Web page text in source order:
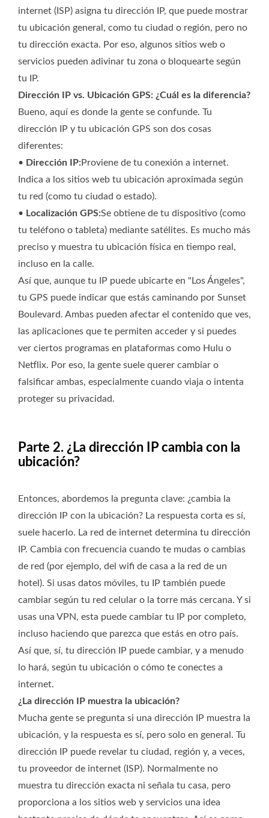
internet (ISP) asigna tu dirección IP, que puede mostrar
tu ubicación general, como tu ciudad o región, pero no
tu dirección exacta. Por eso, algunos sitios web o
servicios pueden adivinar tu zona o bloquearte según
tu IP.
Dirección IP vs. Ubicación GPS: ¿Cuál es la diferencia?
Bueno, aquí es donde la gente se confunde. Tu
dirección IP y tu ubicación GPS son dos cosas
diferentes:
• Dirección IP:Proviene de tu conexión a internet.
Indica a los sitios web tu ubicación aproximada según
tu red (como tu ciudad o estado).
• Localización GPS:Se obtiene de tu dispositivo (como
tu teléfono o tableta) mediante satélites. Es mucho más
preciso y muestra tu ubicación física en tiempo real,
incluso en la calle.
Así que, aunque tu IP puede ubicarte en "Los Ángeles",
tu GPS puede indicar que estás caminando por Sunset
Boulevard. Ambas pueden afectar el contenido que ves,
las aplicaciones que te permiten acceder y si puedes
ver ciertos programas en plataformas como Hulu o
Netflix. Por eso, la gente suele querer cambiar o
falsificar ambas, especialmente cuando viaja o intenta
proteger su privacidad.
Parte 2. ¿La dirección IP cambia con la
ubicación?
Entonces, abordemos la pregunta clave: ¿cambia la
dirección IP con la ubicación? La respuesta corta es sí,
suele hacerlo. La red de internet determina tu dirección
IP. Cambia con frecuencia cuando te mudas o cambias
de red (por ejemplo, del wifi de casa a la red de un
hotel). Si usas datos móviles, tu IP también puede
cambiar según tu red celular o la torre más cercana. Y si
usas una VPN, esta puede cambiar tu IP por completo,
incluso haciendo que parezca que estás en otro país.
Así que, sí, tu dirección IP puede cambiar, y a menudo
lo hará, según tu ubicación o cómo te conectes a
internet.
¿La dirección IP muestra la ubicación?
Mucha gente se pregunta si una dirección IP muestra la
ubicación, y la respuesta es sí, pero solo en general. Tu
dirección IP puede revelar tu ciudad, región y, a veces,
tu proveedor de internet (ISP). Normalmente no
muestra tu dirección exacta ni señala tu casa, pero
proporciona a los sitios web y servicios una idea